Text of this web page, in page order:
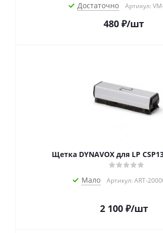
Достаточно Артикул:
480 ₽/шт
Щетка DYNAVOX для LP
Мало Артикул: ART-
2 100₽/шт